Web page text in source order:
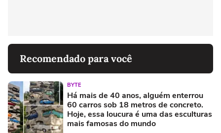
Recomendado para você
BYTE
Há mais de 40 anos, alguém enterrou
60 carros sob 18 metros de concreto.
Hoje, essa loucura é uma das esculturas
mais famosas do mundo